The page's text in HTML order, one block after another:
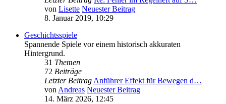
von Lisette Neuester Beitrag
8. Januar 2019, 10:29
Geschichtsspiele
Spannende Spiele vor einem historisch akkuraten
Hintergrund.
31 Themen
72 Beiträge
Letzter BeitragAnführer Effekt für Bewegen d…
vonAndreas Neuester Beitrag
14. März 2026, 12:45